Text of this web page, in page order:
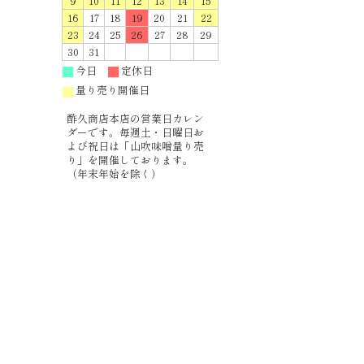
16
17 18 19 20 21
22
23
24 25 26 27 28
29
30
31
■今日 ■定休日
■量り売り開催日
酢久商店本店の営業日カレン
ダーです。毎週土・日曜日お
よび祝日は「山吹味噌量り売
り」を開催しております。
（年末年始を除く）